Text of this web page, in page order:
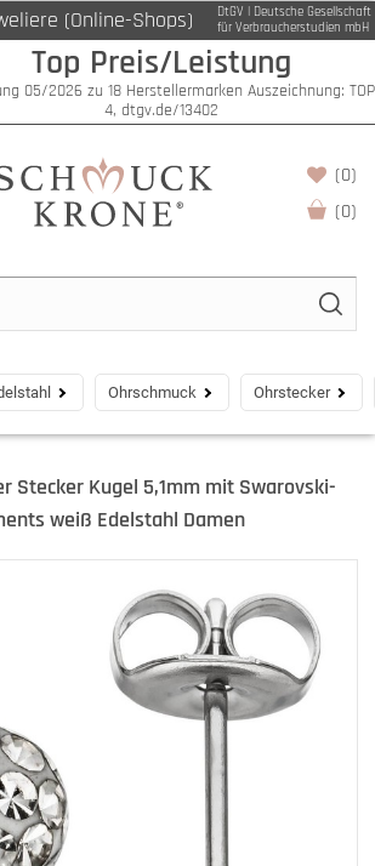
(Online-Shops)
DtGV | Deutsche Gesellschaft
für Verbraucherstudien mbH
Top Preis/Leistung
05/2026 zu 18 Herstellermarken Auszeichnung: TOP
4, dtgv.de/13402
(0)
(0)
Ohrschmuck Ohrstecker
Stecker Kugel 5,1mm mit Swarovski-
weiß Edelstahl Damen